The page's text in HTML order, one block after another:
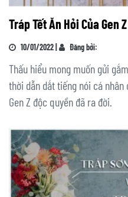
Tráp Tết Ăn Hỏi Của Gen
10/01/2022 | Đăng bởi:
Thấu hiểu mong muốn gửi
thời dẫn dắt tiếng nói cá nhân
Gen Z độc quyền đã ra đời.